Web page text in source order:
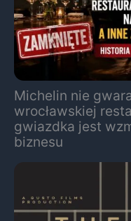
Michelin nie
wrocławskiej
gwiazdka jest
biznesu